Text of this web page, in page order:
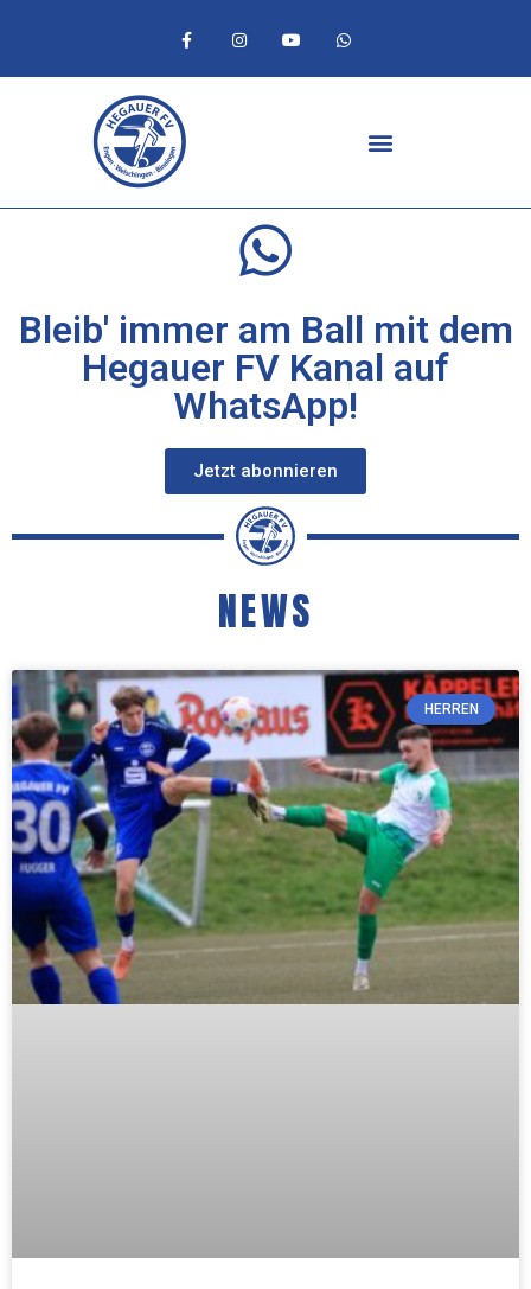
Bleib' immer am Ball mit dem
Hegauer FV Kanal auf
WhatsApp!
Jetzt abonnieren
NEWS
HERREN